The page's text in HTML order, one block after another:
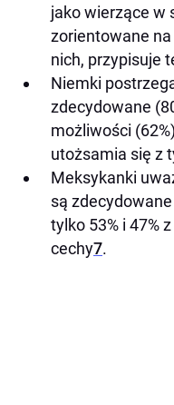
jako wierzące w
zorientowane na
nich, przypisuje
Niemki
zdecydowane
możliwości
utożsamia się z
Meksykanki
są
tylko 53% i 47%
cechy7.